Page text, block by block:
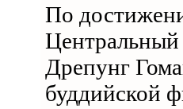
По
Центральный
Дрепунг
буддийской